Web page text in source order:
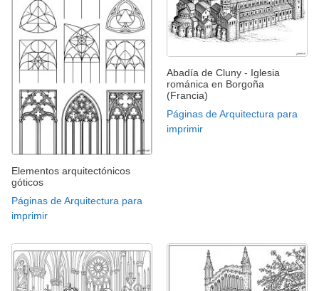
Elementos arquitectónicos
góticos
Páginas de Arquitectura para
imprimir
Abadía de Cluny - Iglesia
románica en Borgoña
(Francia)
Páginas de Arquitectura para
imprimir